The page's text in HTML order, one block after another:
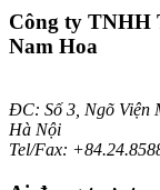
Công ty TNHH
Nam Hoa
ĐC: Số 3, Ngõ Viện
Hà Nội
Tel/Fax: